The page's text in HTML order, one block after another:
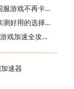
美国打我的起源加速器下载指南：海外玩国服游戏不再卡的终极方案
江南百景图国外加速器有哪些？海外玩家亲测好用的选择与避坑指南
去国外能打王国保卫战4吗？海外玩家国服游戏加速全攻略（附公主连结幻想江湖实测）
速器